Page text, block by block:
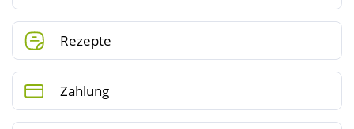
Rezepte
Zahlung